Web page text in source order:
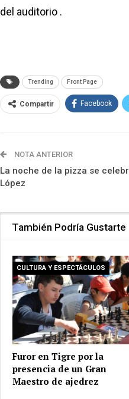
del auditorio .
Trending Front Page
Compartir Facebook
NOTA ANTERIOR
La noche de la pizza se
López
También Podría Gustarte
CULTURA Y ESPECTÁCULOS
Furor en Tigre por la
presencia de un Gran
Maestro de ajedrez